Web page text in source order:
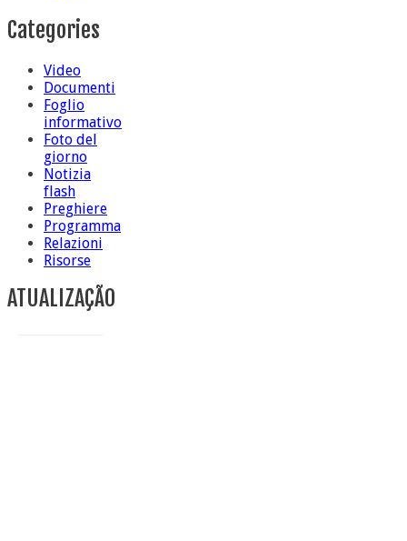
Categories
Video
Documenti
Foglio
informativo
Foto del
giorno
Notizia
flash
Preghiere
Programma
Relazioni
Risorse
ATUALIZAÇÃO